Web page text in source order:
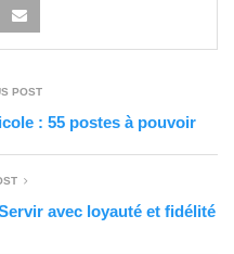
POST
: 55 postes à pouvoir
avec loyauté et fidélité